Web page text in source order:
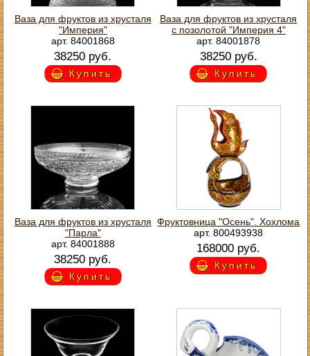
Ваза для фруктов из хрусталя
"Империя"
арт. 84001868
38250 руб.
Купить
Ваза для фруктов из хрусталя
с позолотой "Империя 4"
арт. 84001878
38250 руб.
Купить
Ваза для фруктов из хрусталя
"Парла"
арт. 84001888
38250 руб.
Купить
Фруктовница "Осень". Хохлома
арт. 800493938
168000 руб.
Купить